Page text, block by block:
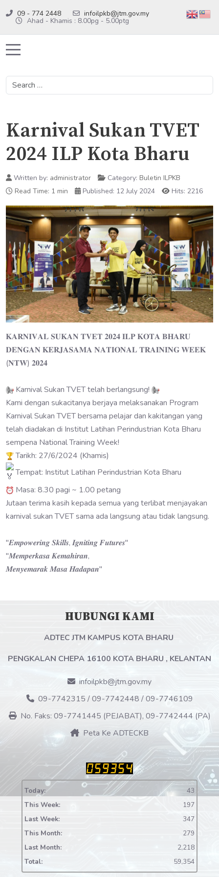
09 - 774 2448 infoilpkb@jtm.gov.my
Ahad - Khamis : 8.00pg - 5.00ptg
Mobile Menu Toggle
Search
Karnival Sukan TVET
2024 ILP Kota Bharu
Written by: administrator Category: Buletin ILPKB
Read Time: 1 min
Published: 12 July 2024 Hits: 2216
𝐊𝐀𝐑𝐍𝐈𝐕𝐀𝐋 𝐒𝐔𝐊𝐀𝐍 𝐓𝐕𝐄𝐓 𝟐𝟎𝟐𝟒 𝐈𝐋𝐏 𝐊𝐎𝐓𝐀 𝐁𝐇𝐀𝐑𝐔
𝐃𝐄𝐍𝐆𝐀𝐍 𝐊𝐄𝐑𝐉𝐀𝐒𝐀𝐌𝐀 𝐍𝐀𝐓𝐈𝐎𝐍𝐀𝐋 𝐓𝐑𝐀𝐈𝐍𝐈𝐍𝐆 𝐖𝐄𝐄𝐊
(𝐍𝐓𝐖) 𝟐𝟎𝟐𝟒
Karnival Sukan TVET telah berlangsung!
Kami dengan sukacitanya berjaya melaksanakan Program
Karnival Sukan TVET bersama pelajar dan kakitangan yang
telah diadakan di Institut Latihan Perindustrian Kota Bharu
sempena National Training Week!
Tarikh: 27/6/2024 (Khamis)
Tempat: Institut Latihan Perindustrian Kota Bharu
Masa: 8.30 pagi ~ 1.00 petang
Jutaan terima kasih kepada semua yang terlibat menjayakan
karnival sukan TVET sama ada langsung atau tidak langsung.
"𝑬𝒎𝒑𝒐𝒘𝒆𝒓𝒊𝒏𝒈 𝑺𝒌𝒊𝒍𝒍𝒔, 𝑰𝒈𝒏𝒊𝒕𝒊𝒏𝒈 𝑭𝒖𝒕𝒖𝒓𝒆𝒔"
"𝑴𝒆𝒎𝒑𝒆𝒓𝒌𝒂𝒔𝒂 𝑲𝒆𝒎𝒂𝒉𝒊𝒓𝒂𝒏,
𝑴𝒆𝒏𝒚𝒆𝒎𝒂𝒓𝒂𝒌 𝑴𝒂𝒔𝒂 𝑯𝒂𝒅𝒂𝒑𝒂𝒏"
HUBUNGI KAMI
ADTEC JTM KAMPUS KOTA BHARU
PENGKALAN CHEPA 16100 KOTA BHARU , KELANTAN
infoilpkb@jtm.gov.my
09-7742315 / 09-7742448 / 09-7746109
No. Faks: 09-7741445 (PEJABAT), 09-7742444 (PA)
Peta Ke ADTECKB
Today:
43
This Week:
197
Last Week:
347
This Month:
279
Last Month:
2,218
Total:
59,354